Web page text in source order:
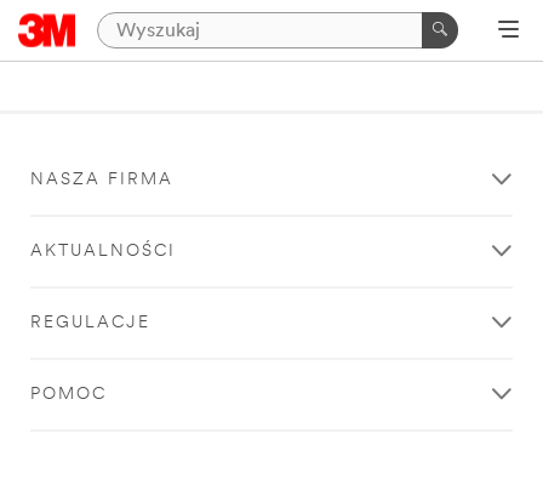
NASZA FIRMA
AKTUALNOŚCI
REGULACJE
POMOC